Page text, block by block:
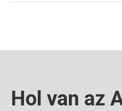
Hol van az